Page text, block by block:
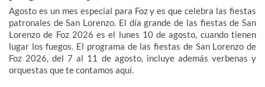
Agosto es un mes especial para Foz y es que celebra las fiestas
patronales de San Lorenzo. El día grande de las fiestas de San
Lorenzo de Foz 2026 es el lunes 10 de agosto, cuando tienen
lugar los fuegos. El programa de las fiestas de San Lorenzo de
Foz 2026, del 7 al 11 de agosto, incluye además verbenas y
orquestas que te contamos aquí.